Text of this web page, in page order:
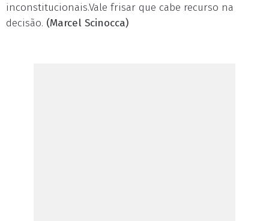
inconstitucionais.Vale frisar que cabe recurso na
decisão. (Marcel Scinocca)